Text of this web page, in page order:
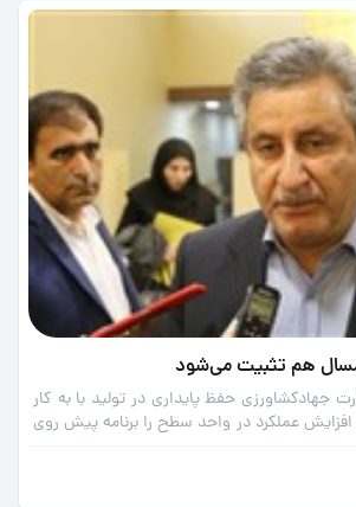
هم تثبیت می‌شود
جهادکشاورزی حفظ پایداری در تولید با به کار
افزایش عملکرد در واحد سطح را برنامه پیش روی